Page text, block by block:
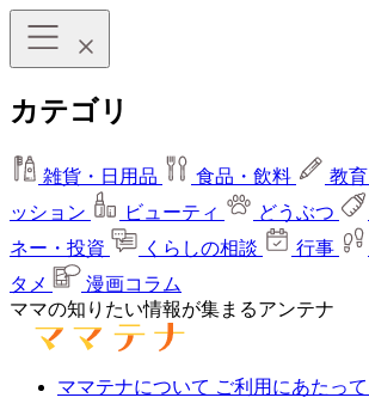
カテゴリ
雑貨・日用品 食品・飲料 教育
ッション
ビューティ どうぶつ
ネー・投資
くらしの相談 行事
タメ
漫画コラム
ママの知りたい情報が集まるアンテナ
ママテナについて ご利用にあたって